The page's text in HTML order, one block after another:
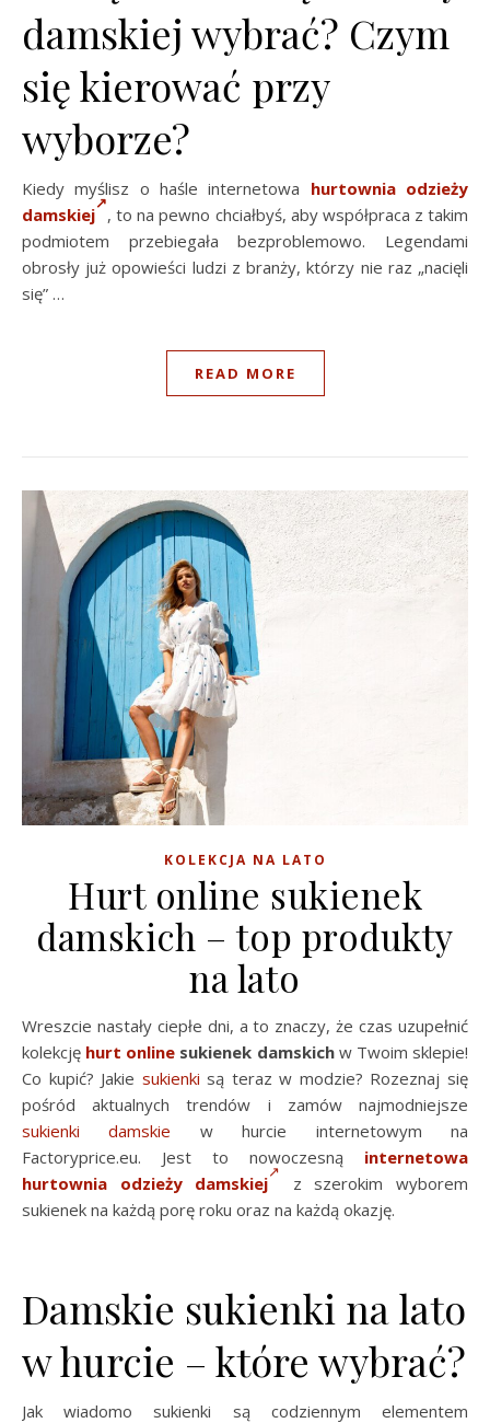
damskiej wybrać? Czym
się kierować przy
wyborze?
Kiedy myślisz o haśle internetowa hurtownia odzieży
damskiej , to na pewno chciałbyś, aby współpraca z takim
podmiotem przebiegała bezproblemowo. Legendami
obrosły już opowieści ludzi z branży, którzy nie raz „nacięli
się” …
READ MORE
KOLEKCJA NA LATO
Hurt online sukienek
damskich – top produkty
na lato
Wreszcie nastały ciepłe dni, a to znaczy, że czas uzupełnić
kolekcję hurt online sukienek damskichw Twoim sklepie!
Co kupić? Jakie sukienki są teraz w modzie? Rozeznaj się
pośród aktualnych trendów i zamów najmodniejsze
sukienki damskie w hurcie internetowym na
Factoryprice.eu. Jest to nowoczesną internetowa
hurtownia odzieży damskiej
z szerokim wyborem
sukienek na każdą porę roku oraz na każdą okazję.
Damskie sukienki na lato
w hurcie – które wybrać?
Jak wiadomo sukienki są codziennym elementem